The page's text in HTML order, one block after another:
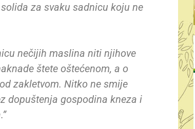
za svaku sadnicu koju ne
nečijih maslina niti njihove
štete oštećenom, a o
zakletvom. Nitko ne smije
dopuštenja gospodina kneza i